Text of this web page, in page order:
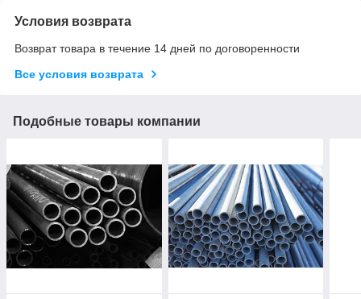
Условия возврата
Возврат товара в течение 14 дней по договоренности
Все условия возврата
Подобные товары компании